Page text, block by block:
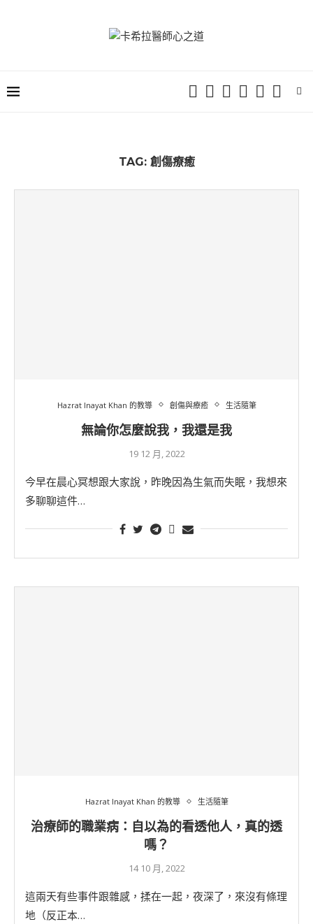
TAG: 創傷療癒
Hazrat Inayat Khan 的教導 創傷與療癒 生活隨筆
無論你怎麼說我，我還是我
19 12 月, 2022
今早在晨心冥想跟大家說，昨晚因為生氣而失眠，我想來
多聊聊這件…
Hazrat Inayat Khan 的教導 生活隨筆
治療師的職業病：自以為的看透他人，真的透
嗎？
14 10 月, 2022
這兩天有些事件跟雜感，揉在一起，夜深了，來沒有條理
地（反正本…